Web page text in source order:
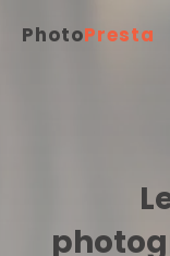
PhotoPresta